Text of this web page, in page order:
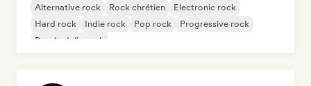
Alternative rock Rock chrétien
Electronic rock
Hard rock
Indie rock Pop rock
Progressive rock
Psychedelic rock